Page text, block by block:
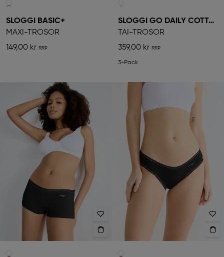
SLOGGI BASIC+
MAXI-TROSOR
149,00 kr
SLOGGI GO DAILY COTTON
TAI-TROSOR
359,00 kr
3-Pack